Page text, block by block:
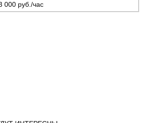
000 руб./час